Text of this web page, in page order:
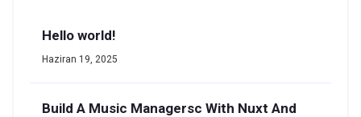
Hello world!
Haziran 19, 2025
Build A Music Managersc With Nuxt And